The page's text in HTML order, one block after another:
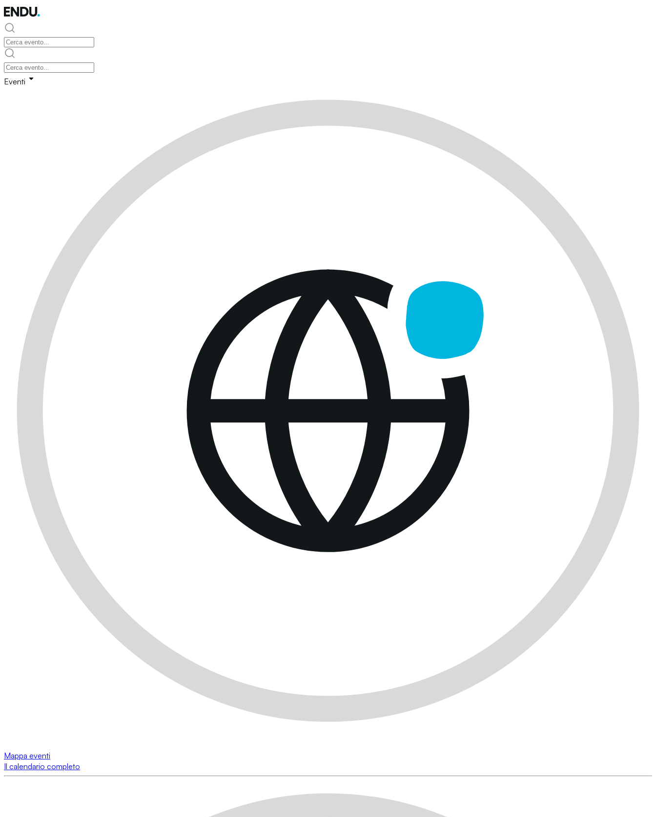
Eventi
Mappa eventi
Il calendario completo